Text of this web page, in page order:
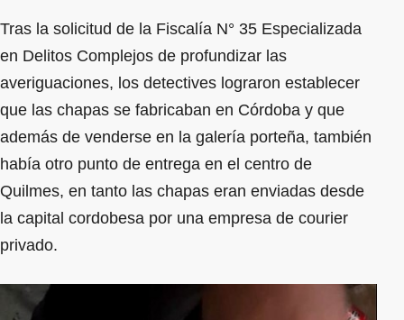
Tras la solicitud de la Fiscalía N° 35 Especializada
en Delitos Complejos de profundizar las
averiguaciones, los detectives lograron establecer
que las chapas se fabricaban en Córdoba y que
además de venderse en la galería porteña, también
había otro punto de entrega en el centro de
Quilmes, en tanto las chapas eran enviadas desde
la capital cordobesa por una empresa de courier
privado.